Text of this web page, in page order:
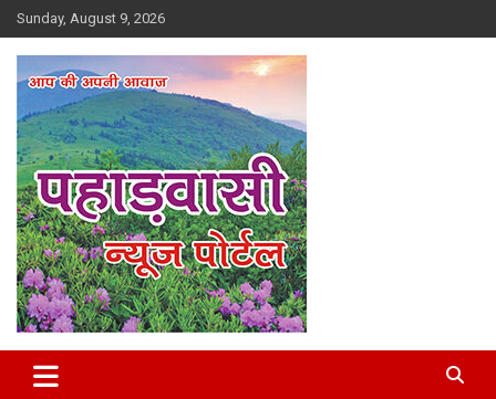
Skip
to
content
Sunday, August 9, 2026
Pahadvasi